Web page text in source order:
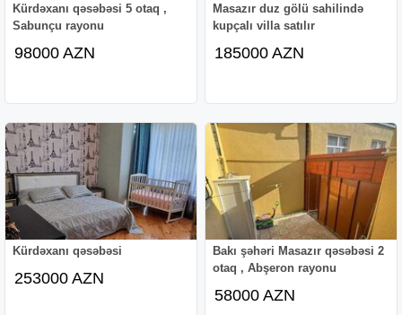
Kürdəxanı qəsəbəsi 5 otaq ,
Sabunçu rayonu
98000 AZN
Masazır duz gölü sahilində
kupçalı villa satılır
185000 AZN
Kürdəxanı qəsəbəsi
253000 AZN
Bakı şəhəri Masazır qəsəbəsi 2
otaq , Abşeron rayonu
58000 AZN